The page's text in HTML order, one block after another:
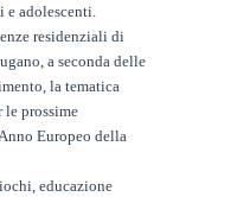
adolescenti.
residenziali di
a seconda delle
la tematica
le prossime
Europeo della
educazione